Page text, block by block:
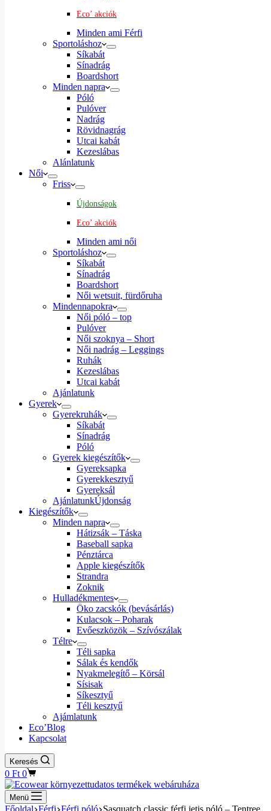
Eco’ akciók
Minden ami Férfi
Sportoláshoz
Síkabát
Sínadrág
Boardshort
Minden napra
Póló
Pulóver
Nadrág
Rövidnagrág
Utcai kabát
Kezeslábas
Alánlatunk
Női
Friss
Újdonságok
Eco’ akciók
Minden ami női
Sportoláshoz
Síkabát
Sínadrág
Boardshort
Női wetsuit, fürdőruha
Mindennapokra
Női póló – top
Pulóver
Női szoknya – Short
Női nadrág – Leggings
Ruhák
Kezeslábas
Utcai kabát
Ajánlatunk
Gyerek
Gyerekruhák
Síkabát
Sínadrág
Póló
Gyerek kiegészítők
Gyereksapka
Gyerekkesztyű
Gyereksál
AjánlatunkÚjdonság
Kiegészítők
Minden napra
Hátizsák – Táska
Baseball sapka
Pénztárca
Apple kiegészítők
Strandra
Zoknik
Hulladékmentes
Öko zacskók (bevásárlás)
Kulacsok – Poharak
Evőeszközök – Szívószálak
Télre
Téli sapka
Sálak és kendők
Nyakmelegítő – Körsál
Sísisak
Síkesztyű
Téli kesztyű
Ajámlatunk
Eco’Blog
Kapcsolat
Keresés
0 Ft 0
Menü
Főoldal Férfi Férfi póló Sasquatch classic férfi jetis póló – Tentree